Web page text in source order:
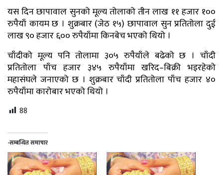
यस दिन छापावाल सुनको मूल्य तोलाको तीन लाख ११ हजार १००
रुपैयाँ कायम छ । शुक्रबार (जेठ १५) छापावाल सुन प्रतितोला दुई
लाख ९० हजार ६०० रुपैयाँमा किनबेच भएको थियो ।
चाँदीको मूल्य पनि तोलामा ३०५ रुपैयाँले बढेको छ । चाँदी
प्रतितोला पाँच हजार ३४५ रुपैयाँमा खरिद–बिक्री भइरहेको
महासंघले जनाएको छ । शुक्रबार चाँदी प्रतितोला पाँच हजार ४०
रुपैयाँमा कारोबार भएको थियो ।
88
-सम्बन्धित समाचार